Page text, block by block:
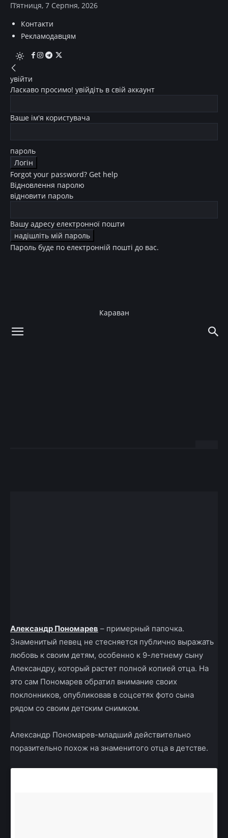
П’ятниця, 7 Серпня, 2026
Контакти
Рекламодавцям
увійти
Ласкаво просимо! увійдіть в свій аккаунт
Ваше ім'я користувача
пароль
Forgot your password? Get help
Відновлення паролю
відновити пароль
Вашу адресу електронної пошти
Пароль буде по електронній пошті до вас.
Караван
Александр Пономарев – примерный папочка.
Знаменитый певец не стесняется публично выражать
любовь к своим детям, особенно к 9-летнему сыну
Александру, который растет полной копией отца. На
это сам Пономарев обратил внимание своих
поклонников, опубликовав в соцсетях фото сына
рядом со своим детским снимком.
Александр Пономарев-младший действительно
поразительно похож на знаменитого отца в детстве.